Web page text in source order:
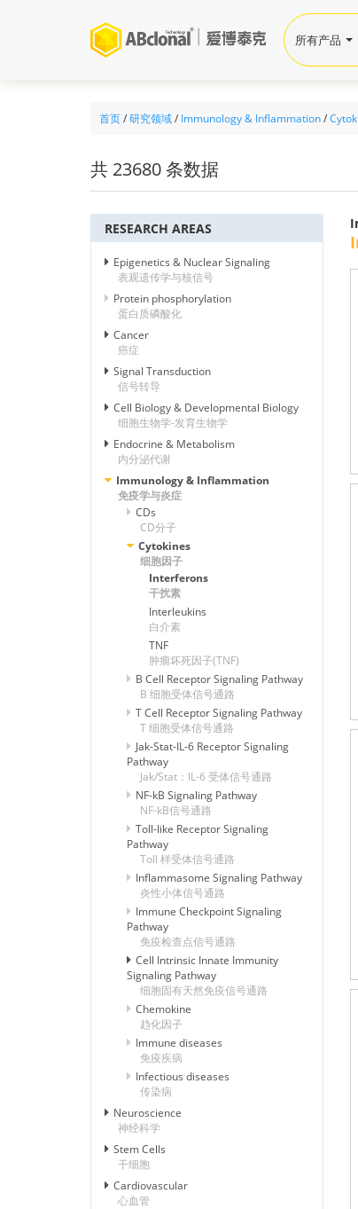
首页/研究领域/ Immunology & Inflammation/
共 23680 条数据
RESEARCH AREAS
Epigenetics & Nuclear Signaling
表观遗传学与核信号
Protein phosphorylation
蛋白质磷酸化
Cancer
癌症
Signal Transduction
信号转导
Cell Biology & Developmental Biology
细胞生物学-发育生物学
Endocrine & Metabolism
内分泌代谢
Immunology & Inflammation
免疫学与炎症
CDs
CD分子
Cytokines
细胞因子
Interferons
干扰素
Interleukins
白介素
TNF
肿瘤坏死因子(TNF)
B Cell Receptor Signaling Pathway
B 细胞受体信号通路
T Cell Receptor Signaling Pathway
T 细胞受体信号通路
Jak-Stat-IL-6 Receptor Signaling
Pathway
Jak/Stat：IL-6 受体信号通路
NF-kB Signaling Pathway
NF-kB信号通路
Toll-like Receptor Signaling
Pathway
Toll 样受体信号通路
Inflammasome Signaling Pathway
炎性小体信号通路
Immune Checkpoint Signaling
Pathway
免疫检查点信号通路
Cell Intrinsic Innate Immunity
Signaling Pathway
细胞固有天然免疫信号通路
Chemokine
趋化因子
Immune diseases
免疫疾病
Infectious diseases
传染病
Neuroscience
神经科学
Stem Cells
干细胞
Cardiovascular
心血管
所有产品